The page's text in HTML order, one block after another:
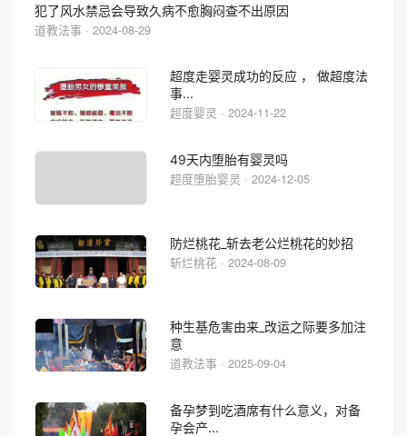
犯了风水禁忌会导致久病不愈胸闷查不出原因
道教法事 · 2024-08-29
超度走婴灵成功的反应 ， 做超度法
事...
超度婴灵 · 2024-11-22
49天内堕胎有婴灵吗
超度堕胎婴灵 · 2024-12-05
防烂桃花_斩去老公烂桃花的妙招
斩烂桃花 · 2024-08-09
种生基危害由来_改运之际要多加注
意
道教法事 · 2025-09-04
备孕梦到吃酒席有什么意义，对备
孕会产...